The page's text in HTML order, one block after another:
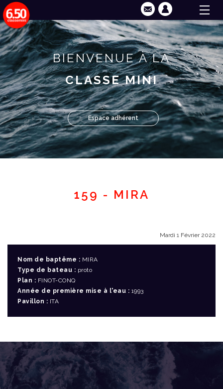
BIENVENUE À LA
CLASSE MINI
Espace adhérent
159 - MIRA
Mardi 1 Février 2022
Nom de baptême : MIRA
Type de bateau : proto
Plan : FINOT-CONQ
Année de première mise à l'eau : 1993
Pavillon : ITA